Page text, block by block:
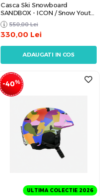
Casca Ski Snowboard
SANDBOX - ICON / Snow Youth
Dusty Pink W25
550,00 Lei
330,00 Lei
ADAUGATI IN COS
-40%
ULTIMA COLECTIE 2026